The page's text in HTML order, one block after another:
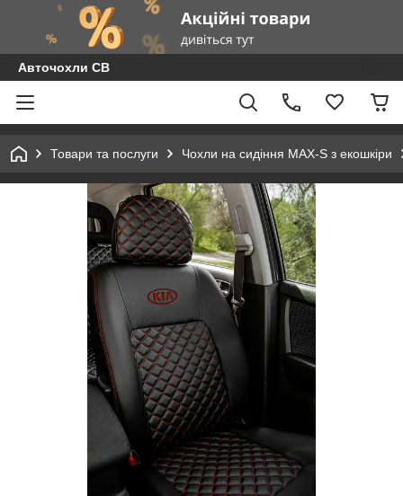
Авточохли СВ
Товари та послуги Чохли на сидіння MAX-S з екошкіри